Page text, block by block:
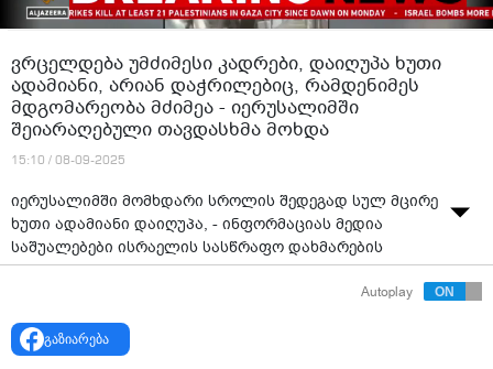
ვრცელდება უმძიმესი კადრები, დაიღუპა ხუთი
ადამიანი, არიან დაჭრილებიც, რამდენიმეს
მდგომარეობა მძიმეა - იერუსალიმში
შეიარაღებული თავდასხმა მოხდა
15:10 / 08-09-2025
იერუსალიმში მომხდარი სროლის შედეგად სულ მცირე
ხუთი ადამიანი დაიღუპა, - ინფორმაციას მედია
საშუალებები ისრაელის სასწრაფო დახმარების
სამსახურზე დაყრდნობით ავრცელებენ.
გარდაიცვალა, ხოლო ერთი - საავადმყოფოში.
Autoplay
გაზიარება